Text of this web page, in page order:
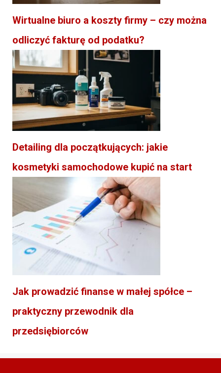
Wirtualne biuro a koszty firmy – czy można
odliczyć fakturę od podatku?
Detailing dla początkujących: jakie
kosmetyki samochodowe kupić na start
Jak prowadzić finanse w małej spółce –
praktyczny przewodnik dla
przedsiębiorców